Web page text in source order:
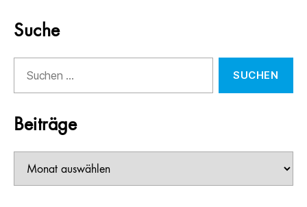
Suche
nach:
Beiträge